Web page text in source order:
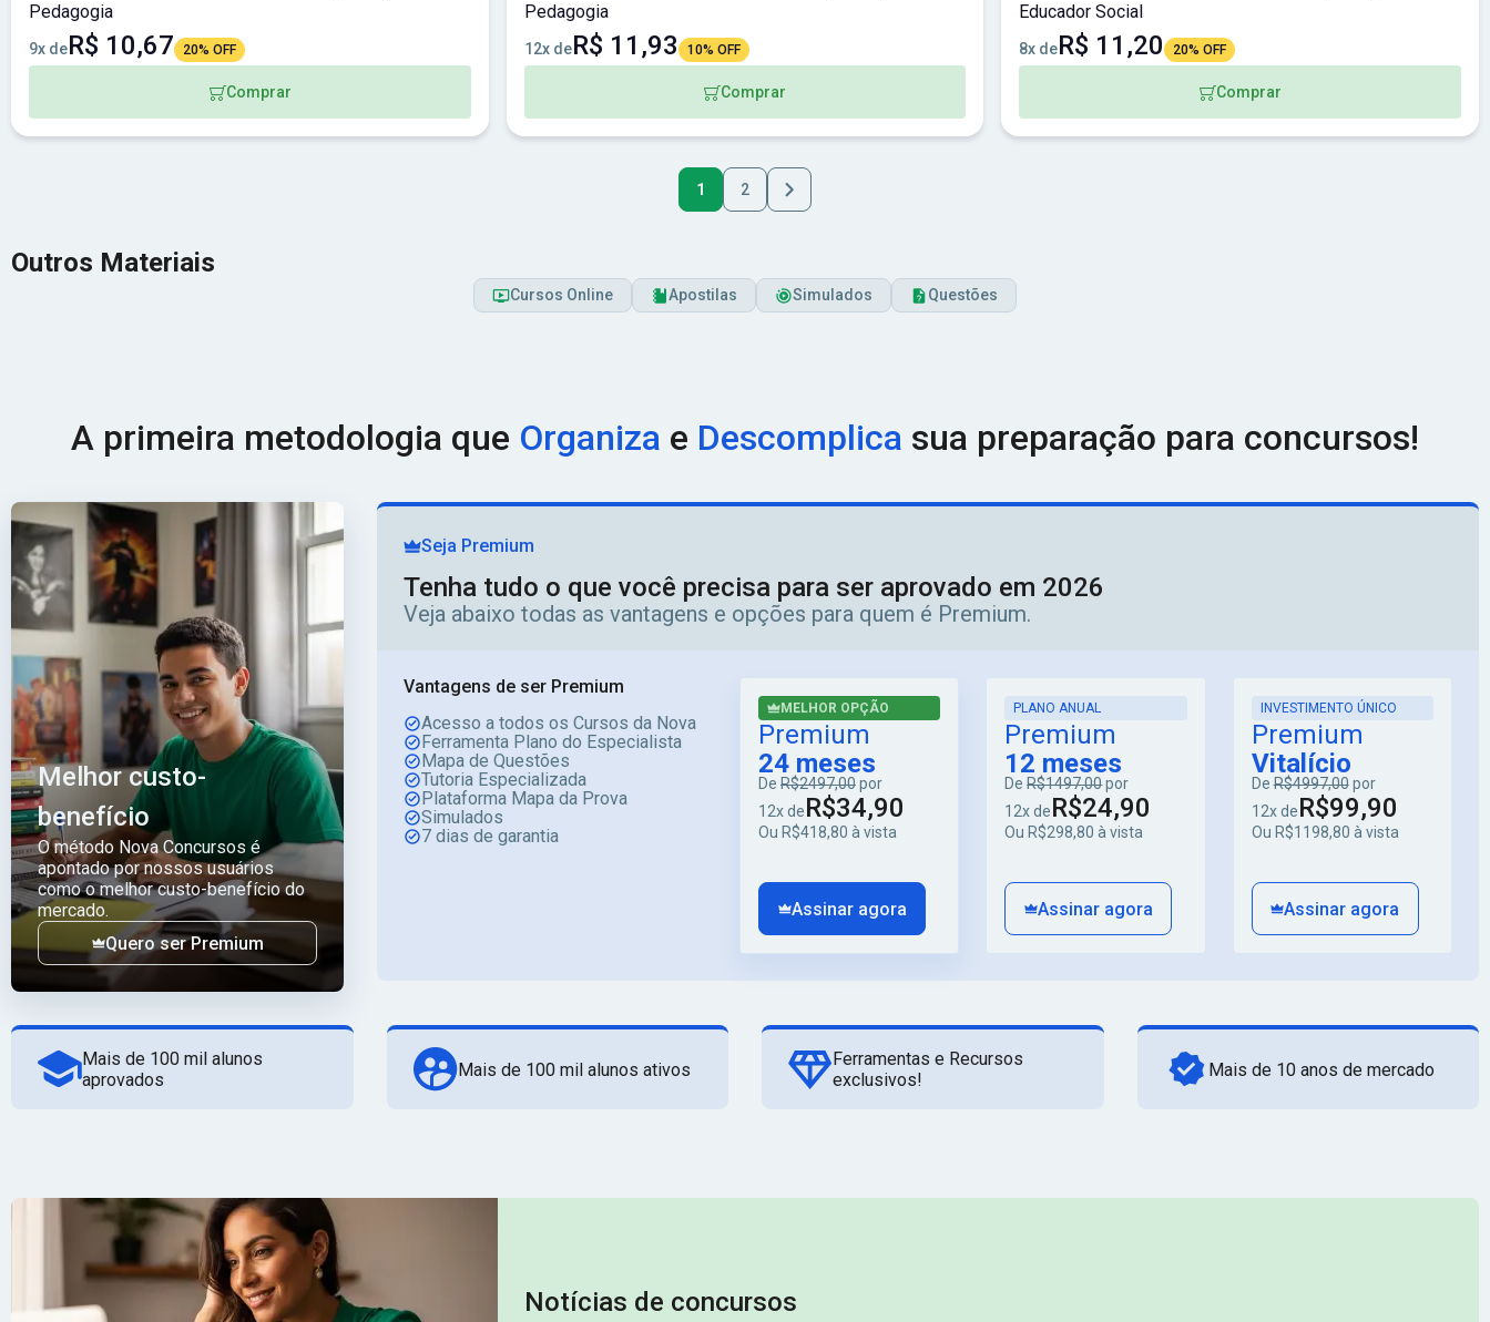
Pedagogia
9x deR$ 10,67 20% OFF
Comprar
Pedagogia
12x deR$ 11,93 10% OFF
Comprar
Educador Social
8x deR$ 11,20 20% OFF
Comprar
1 2
Outros Materiais
Cursos Online Apostilas Simulados Questões
A primeira metodologia que Organiza e Descomplica sua preparação para concursos!
Melhor custo-
benefício
O método Nova Concursos é
apontado por nossos usuários
como o melhor custo-benefício do
mercado.
Quero ser Premium
Seja Premium
Tenha tudo o que você precisa para ser aprovado em 2026
Veja abaixo todas as vantagens e opções para quem é Premium.
Vantagens de ser Premium
Acesso a todos os Cursos da Nova
Ferramenta Plano do Especialista
Mapa de Questões
Tutoria Especializada
Plataforma Mapa da Prova
Simulados
7 dias de garantia
MELHOR OPÇÃO
Premium
24 meses
De R$2497,00por
12x deR$34,90
Ou R$418,80 à vista
Assinar agora
PLANO ANUAL
Premium
12 meses
DeR$1497,00por
12x deR$24,90
Ou R$298,80 à vista
Assinar agora
INVESTIMENTO ÚNICO
Premium
Vitalício
DeR$4997,00por
12x deR$99,90
Ou R$1198,80 à vista
Assinar agora
Mais de 100 mil alunos
aprovados
Mais de 100 mil alunos ativos
Ferramentas e Recursos
exclusivos!
Mais de 10 anos de mercado
Notícias de concursos